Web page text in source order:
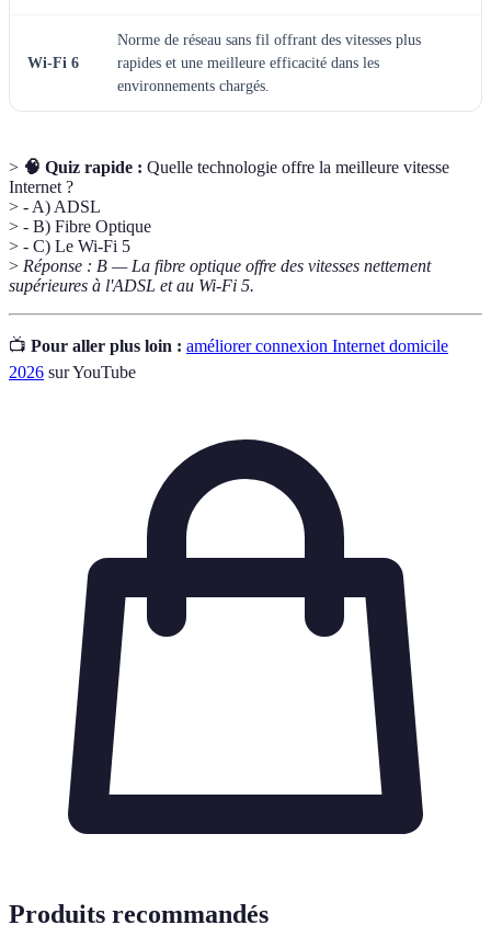
Wi-Fi 6
Norme de réseau sans fil offrant des vitesses plus
rapides et une meilleure efficacité dans les
environnements chargés.
> 🧠 Quiz rapide : Quelle technologie offre la meilleure vitesse
Internet ?
> - A) ADSL
> - B) Fibre Optique
> - C) Le Wi-Fi 5
> Réponse : B — La fibre optique offre des vitesses nettement
supérieures à l'ADSL et au Wi-Fi 5.
📺 Pour aller plus loin : améliorer connexion Internet domicile
2026 sur YouTube
Produits recommandés